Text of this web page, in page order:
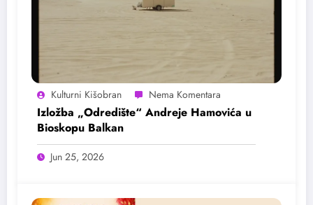
Kulturni Kišobran
Izložba „Odredište“ Andreje Hamovića u
Bioskopu Balkan
Jun 25, 2026